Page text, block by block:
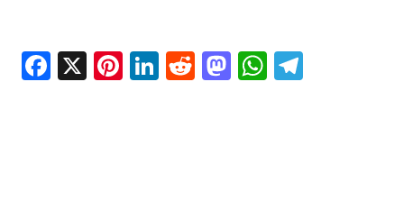
Facebook
X Pinterest
LinkedIn
Reddit
Mastodon